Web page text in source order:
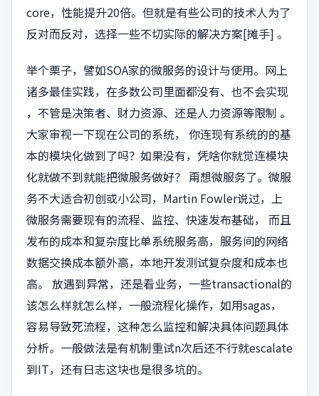
core，性能提升20倍。但就是有些公司的技术人为了
反对而反对，选择一些不切实际的解决方案[摊手] 。
举个栗子，譬如SOA家的微服务的设计与使用。网上
诸多最佳实践，在多数公司里面都没有、也不会实现
，不管是决策者、财力资源、还是人力资源等限制 。
大家审视一下现在公司的系统， 你连现有系统的的基
本的模块化做到了吗？如果没有，凭啥你就觉连模块
化就做不到就能把微服务做好？ 甭想微服务了。微服
务不大适合初创或小公司，Martin Fowler说过，上
微服务需要现有的流程、监控、快速发布基础， 而且
发布的成本和复杂度比单系统服务高，服务间的网络
数据交换成本额外高，本地开发测试复杂度和成本也
高。 放遇到异常，还是看业务，一些transactional的
该怎么样就怎么样，一般流程化操作，如用sagas，
容易导致死流程，这种怎么监控和解决具体问题具体
分析。一般做法是有机制重试n次后还不行就escalate
到IT，还有日志这块也是很多坑的。